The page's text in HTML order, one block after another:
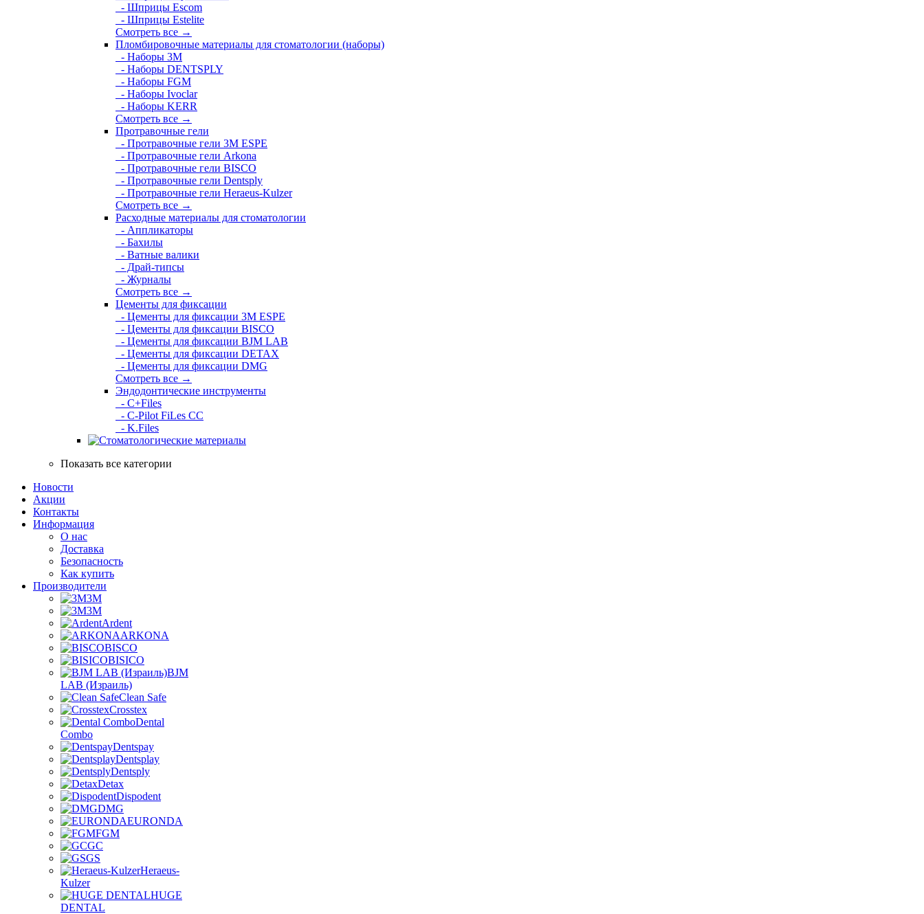
- Шприцы Escom
- Шприцы Estelite
Смотреть все →
Пломбировочные материалы для стоматологии (наборы)
- Наборы 3М
- Наборы DENTSPLY
- Наборы FGM
- Наборы Ivoclar
- Наборы KERR
Смотреть все →
Протравочные гели
- Протравочные гели 3М ESPE
- Протравочные гели Arkona
- Протравочные гели BISCO
- Протравочные гели Dentsply
- Протравочные гели Heraeus-Kulzer
Смотреть все →
Расходные материалы для стоматологии
- Аппликаторы
- Бахилы
- Ватные валики
- Драй-типсы
- Журналы
Смотреть все →
Цементы для фиксации
- Цементы для фиксации 3M ESPE
- Цементы для фиксации BISCO
- Цементы для фиксации BJM LAB
- Цементы для фиксации DETAX
- Цементы для фиксации DMG
Смотреть все →
Эндодонтические инструменты
- C+Files
- C-Pilot FiLes CC
- K.Files
Показать все категории
Новости
Акции
Контакты
Информация
О нас
Доставка
Безопасность
Как купить
Производители
3M
3М
Ardent
ARKONA
BISCO
BISICO
BJM
LAB (Израиль)
Clean Safe
Crosstex
Dental
Combo
Dentspay
Dentsplay
Dentsply
Detax
Dispodent
DMG
EURONDA
FGM
GC
GS
Heraeus-
Kulzer
HUGE
DENTAL